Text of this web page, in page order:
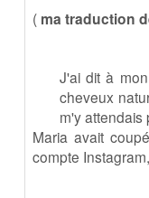
( ma traduction
J'ai dit à
cheveux
m'y attendais
Maria avait
compte